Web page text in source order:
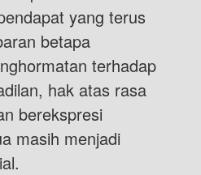
yang terus
betapa
terhadap
hak atas rasa
berekspresi
masih menjadi